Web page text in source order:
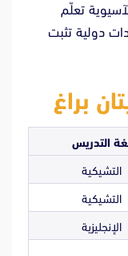
تعلّم
دولية تثبت
براغ
التدريس
التشيكية
التشيكية
الإنجليزية